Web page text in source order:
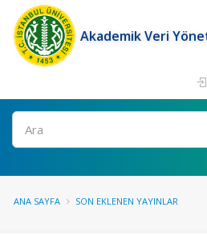
Akademik Veri
Ara
ANA SAYFA SON EKLENEN YAYINLAR